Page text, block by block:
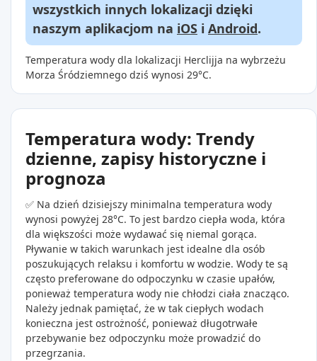
wszystkich innych lokalizacji dzięki
naszym aplikacjom na iOS i Android.
Temperatura wody dla lokalizacji Herclijja na wybrzeżu
Morza Śródziemnego dziś wynosi 29°C.
Temperatura wody: Trendy
dzienne, zapisy historyczne i
prognoza
✅ Na dzień dzisiejszy minimalna temperatura wody
wynosi powyżej 28°C. To jest bardzo ciepła woda, która
dla większości może wydawać się niemal gorąca.
Pływanie w takich warunkach jest idealne dla osób
poszukujących relaksu i komfortu w wodzie. Wody te są
często preferowane do odpoczynku w czasie upałów,
ponieważ temperatura wody nie chłodzi ciała znacząco.
Należy jednak pamiętać, że w tak ciepłych wodach
konieczna jest ostrożność, ponieważ długotrwałe
przebywanie bez odpoczynku może prowadzić do
przegrzania.